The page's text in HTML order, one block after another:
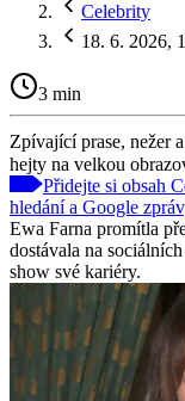
Celebrity
18. 6. 2026,
3 min
Zpívající prase, nežer
hejty na velkou
Přidejte si obsah
hledání a Google
Ewa Farna promítla
dostávala na
show své kariéry.